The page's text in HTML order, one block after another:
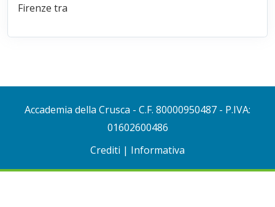
Firenze tra
Accademia della Crusca - C.F. 80000950487 - P.IVA:
01602600486
Crediti | Informativa